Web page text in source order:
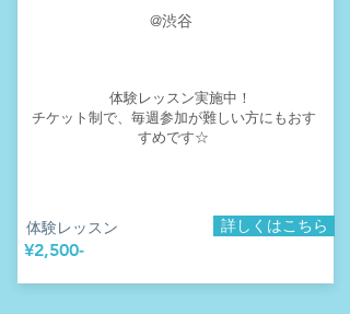
​@渋谷
​ 体験レッスン実施中！
チケット制で、 毎週参加が難しい方にもおす
すめです☆
​体験レッスン
​¥2,500-
詳しくはこちら